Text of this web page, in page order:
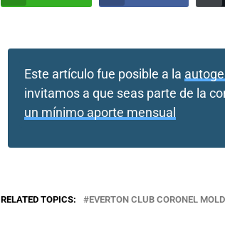
Este artículo fue posible a la
invitamos a que seas parte de la
un mínimo aporte mensual
RELATED TOPICS: EVERTON CLUB CORONEL